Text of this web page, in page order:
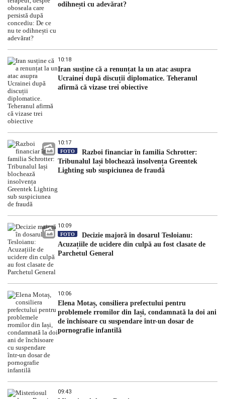
odihnești cu adevărat?
10:18
Iran susține că a renunțat la un atac asupra
Ucrainei după discuții diplomatice. Teheranul
afirmă că vizase trei obiective
10:17
FOTO
Razboi financiar în familia Schrotter:
Tribunalul Iași blochează insolvența Greentek
Lighting sub suspiciunea de fraudă
10:09
FOTO
Decizie majoră în dosarul Tesloianu:
Acuzațiile de ucidere din culpă au fost clasate de
Parchetul General
10:06
Elena Motaș, consiliera prefectului pentru
problemele rromilor din Iași, condamnată la doi ani
de închisoare cu suspendare într-un dosar de
pornografie infantilă
09:43